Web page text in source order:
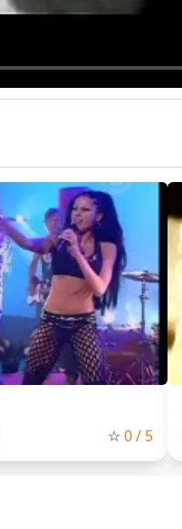
☆ 0/ 5